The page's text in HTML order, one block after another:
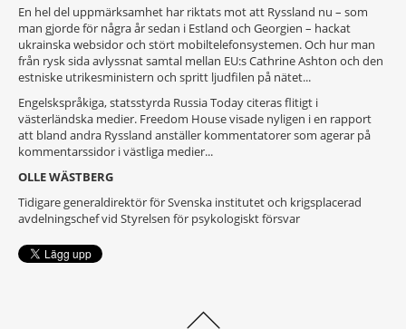
En hel del uppmärksamhet har riktats mot att Ryssland nu – som
man gjorde för några år sedan i Estland och Georgien – hackat
ukrainska websidor och stört mobiltelefonsystemen. Och hur man
från rysk sida avlyssnat samtal mellan EU:s Cathrine Ashton och den
estniske utrikesministern och spritt ljud­filen på nätet...
Engelskspråkiga, statsstyrda Russia Today citeras flitigt i
västerländska medier. Freedom House visade nyligen i en rapport
att bland andra Ryssland anställer kommentatorer som agerar på
kommentarssidor i västliga medier...
OLLE WÄSTBERG
Tidigare generaldirektör för Svenska institutet och krigsplacerad
avdelningschef vid Styrelsen för psykologiskt försvar